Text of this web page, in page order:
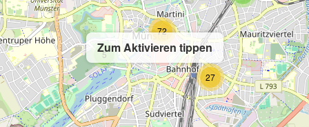
Zum Aktivieren tippen
27
5
72